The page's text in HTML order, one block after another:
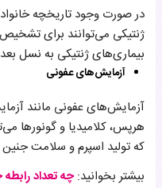
در صورت وجود تاریخچه
ژنتیکی می‌توانند برای تشخیص
بیماری‌های ژنتیکی به نسل
آزمایش‌های عفونی
آزمایش‌های عفونی مانند
هرپس، کلامیدیا و گونورها
که تولید اسپرم و سلامت جنین
بیشتر بخوانید:چه تعداد